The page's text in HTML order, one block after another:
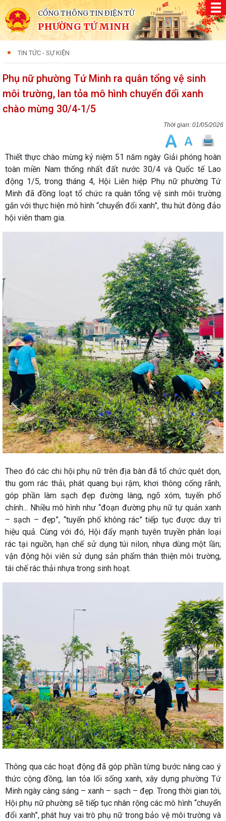
CỔNG THÔNG TIN ĐIỆN TỬ
PHƯỜNG TỨ MINH
TIN TỨC - SỰ KIỆN
Phụ nữ phường Tứ Minh ra quân tổng vệ sinh
môi trường, lan tỏa mô hình chuyển đổi xanh
chào mừng 30/4-1/5
01/05/2026
Thiết thực chào mừng kỷ niệm 51 năm ngày Giải phóng hoàn
toàn miền Nam thống nhất đất nước 30/4 và Quốc tế Lao
động 1/5, trong tháng 4, Hội Liên hiệp Phụ nữ phường Tứ
Minh đã đồng loạt tổ chức ra quân tổng vệ sinh môi trường
gắn với thực hiện mô hình “chuyển đổi xanh”, thu hút đông đảo
hội viên tham gia.
Theo đó các chi hội phụ nữ trên địa bàn đã tổ chức quét dọn,
thu gom rác thải, phát quang bụi rậm, khơi thông cống rãnh,
góp phần làm sạch đẹp đường làng, ngõ xóm, tuyến phố
chính... Nhiều mô hình như “đoạn đường phụ nữ tự quản xanh
– sạch – đẹp”, “tuyến phố không rác” tiếp tục được duy trì
hiệu quả. Cùng với đó, Hội đẩy mạnh tuyên truyền phân loại
rác tại nguồn, hạn chế sử dụng túi nilon, nhựa dùng một lần;
vận động hội viên sử dụng sản phẩm thân thiện môi trường,
tái chế rác thải nhựa trong sinh hoạt.
Thông qua các hoạt động đã góp phần từng bước nâng cao ý
thức cộng đồng, lan tỏa lối sống xanh, xây dựng phường Tứ
Minh ngày càng sáng – xanh – sạch – đẹp. Trong thời gian tới,
Hội phụ nữ phường sẽ tiếp tục nhân rộng các mô hình “chuyển
đổi xanh”, phát huy vai trò phụ nữ trong bảo vệ môi trường và